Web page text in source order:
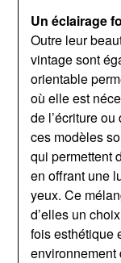
Un éclairage
Outre leur
vintage sont
orientable
où elle est
de l’écriture
ces modèles
qui permettent
en offrant une
yeux. Ce
d’elles un
fois esthétique
environnement